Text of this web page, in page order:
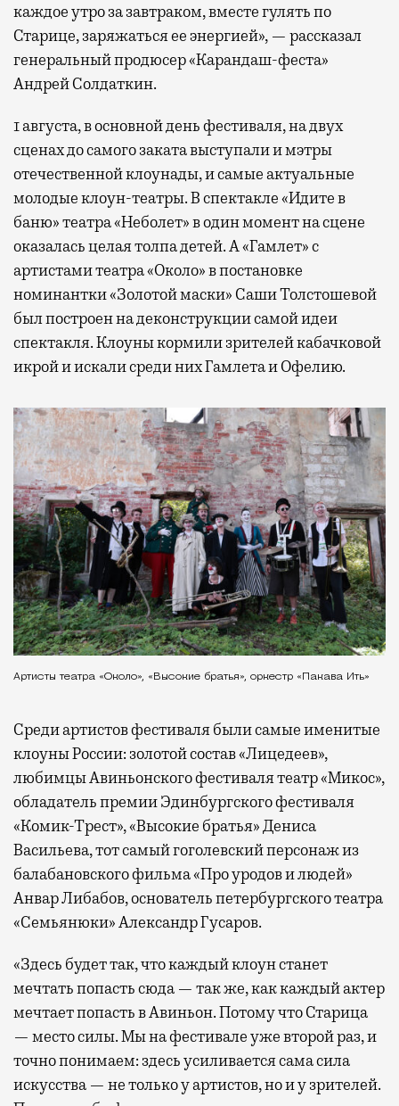
каждое утро за завтраком, вместе гулять по
Старице, заряжаться ее энергией», — рассказал
генеральный продюсер «Карандаш-феста»
Андрей Солдаткин.
1 августа, в основной день фестиваля, на двух
сценах до самого заката выступали и мэтры
отечественной клоунады, и самые актуальные
молодые клоун-театры. В спектакле «Идите в
баню» театра «Неболет» в один момент на сцене
оказалась целая толпа детей. А «Гамлет» с
артистами театра «Около» в постановке
номинантки «Золотой маски» Саши Толстошевой
был построен на деконструкции самой идеи
спектакля. Клоуны кормили зрителей кабачковой
икрой и искали среди них Гамлета и Офелию.
Артисты театра «Около», «Высокие братья», оркестр «Пакава Ить»
Среди артистов фестиваля были самые именитые
клоуны России: золотой состав «Лицедеев»,
любимцы Авиньонского фестиваля театр «Микос»,
обладатель премии Эдинбургского фестиваля
«Комик-Трест», «Высокие братья» Дениса
Васильева, тот самый гоголевский персонаж из
балабановского фильма «Про уродов и людей»
Анвар Либабов, основатель петербургского театра
«Семьянюки» Александр Гусаров.
«Здесь будет так, что каждый клоун станет
мечтать попасть сюда — так же, как каждый актер
мечтает попасть в Авиньон. Потому что Старица
— место силы. Мы на фестивале уже второй раз, и
точно понимаем: здесь усиливается сама сила
искусства — не только у артистов, но и у зрителей.